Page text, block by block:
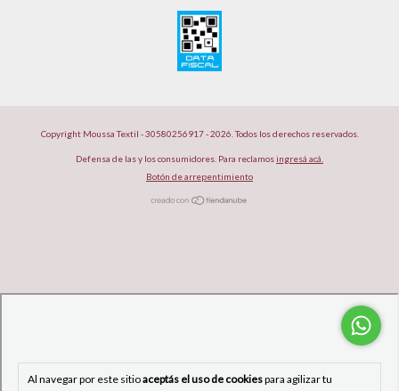
Al navegar por este sitioaceptás el uso de cookiespara agilizar tu
Copyright Moussa Textil - 30580256917 - 2026. Todos los derechos reservados.
Defensa de las y los consumidores. Para reclamosingresá acá.
Botón de arrepentimiento